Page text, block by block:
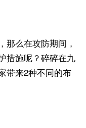
么在攻防期间，
措施呢？碎碎在九
带来2种不同的布